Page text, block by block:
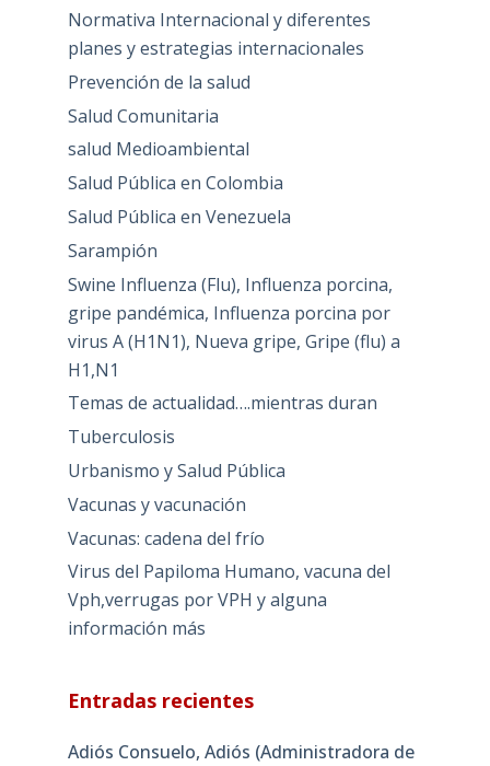
Normativa Internacional y diferentes
planes y estrategias internacionales
Prevención de la salud
Salud Comunitaria
salud Medioambiental
Salud Pública en Colombia
Salud Pública en Venezuela
Sarampión
Swine Influenza (Flu), Influenza porcina,
gripe pandémica, Influenza porcina por
virus A (H1N1), Nueva gripe, Gripe (flu) a
H1,N1
Temas de actualidad….mientras duran
Tuberculosis
Urbanismo y Salud Pública
Vacunas y vacunación
Vacunas: cadena del frío
Virus del Papiloma Humano, vacuna del
Vph,verrugas por VPH y alguna
información más
Entradas recientes
Adiós Consuelo, Adiós (Administradora de